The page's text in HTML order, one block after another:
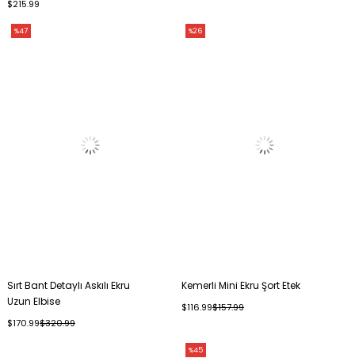
$215.99
Sırt Bant Detaylı Askılı Ekru
Uzun Elbise
$170.99$320.99
%47
Kemerli Mini Ekru Şort Etek
$116.99$157.99
%26
%45